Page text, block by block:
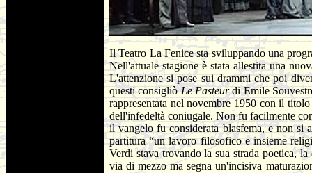
Il Teatro La Fenice sta sviluppando una
Nell'attuale stagione è stata allestita una
L'attenzione si pose sui drammi che poi
questi consigliòLe Pasteurdi Emile
rappresentata nel novembre 1950 con il
dell'infedeltà coniugale. Non fu facilmente
il vangelo fu considerata blasfema, e non
partitura “un lavoro filosofico e insieme
Verdi stava trovando la sua strada poetica,
via di mezzo ma segna un'incisiva